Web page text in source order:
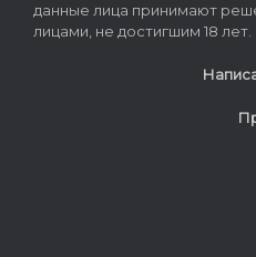
данные лица принимают
лицами, не достигшим 18 лет.